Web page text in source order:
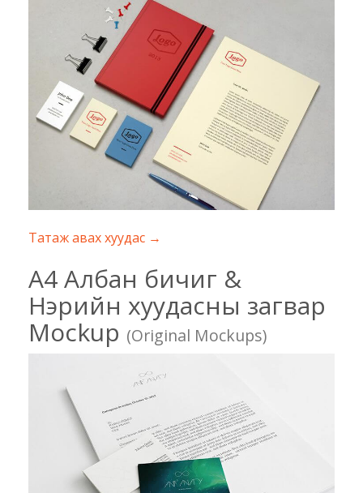
Татаж авах хуудас →
A4 Албан бичиг &
Нэрийн хуудасны загвар
Mockup (Original Mockups)